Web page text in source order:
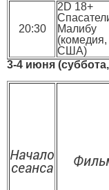
20:30
2D 18+
Малибу
(комедия,
США)
3-4 июня
Начало
сеанса